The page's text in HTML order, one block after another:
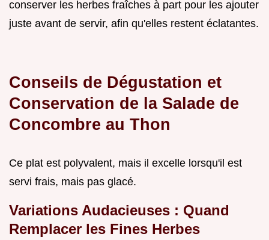
conserver les herbes fraîches à part pour les ajouter
juste avant de servir, afin qu'elles restent éclatantes.
Conseils de Dégustation et
Conservation de la Salade de
Concombre au Thon
Ce plat est polyvalent, mais il excelle lorsqu'il est
servi frais, mais pas glacé.
Variations Audacieuses : Quand
Remplacer les Fines Herbes